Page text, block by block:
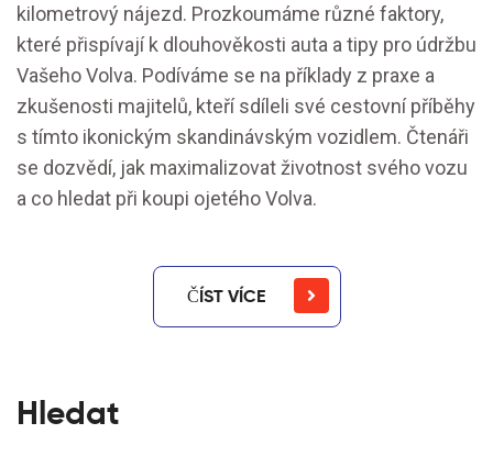
kilometrový nájezd. Prozkoumáme různé faktory,
které přispívají k dlouhověkosti auta a tipy pro údržbu
Vašeho Volva. Podíváme se na příklady z praxe a
zkušenosti majitelů, kteří sdíleli své cestovní příběhy
s tímto ikonickým skandinávským vozidlem. Čtenáři
se dozvědí, jak maximalizovat životnost svého vozu
a co hledat při koupi ojetého Volva.
ČÍST VÍCE
Hledat